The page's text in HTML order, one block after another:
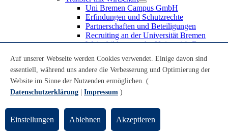
Uni Bremen Campus GmbH
Erfindungen und Schutzrechte
Partnerschaften und Beteiligungen
Recruiting an der Universität Bremen
Weiterbildung an der Universität Bremen
Schülerinnen und Schüler
MINT-Schnupperstudium
Schulklassen
Lehrkräfte
UniTransfer - Servicestelle für Transferaktivitäten
Transfermagazin der Universität Bremen
Auf unserer Webseite werden Cookies verwendet. Einige davon sind
essentiell, während uns andere die Verbesserung und Optimierung der
Website im Sinne der Nutzenden ermöglichen. (
Datenschutzerklärung
Impressum )
Einstellungen Ablehnen Akzeptieren